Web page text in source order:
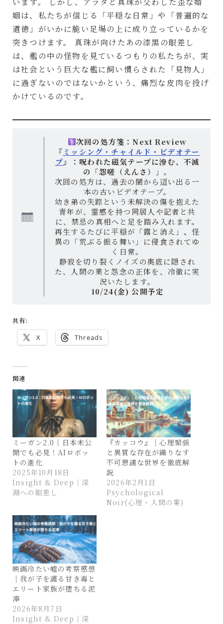
姻は、私たちが信じる「平穏な日常」や「普遍的な
道徳」がいかに脆い足場の上に成り立っているかを
突きつけます。 真珠が向けたあの漆黒の眼差し
は、檻の中の怪物を見ているつもりの私たちが、実
は社会という巨大な檻に飼い慣らされた「見物人」
に過ぎないのではないかという、痛烈な皮肉を投げ
かけているのです。
次回の処方箋：Next Review
『ミッシング・チャイルド・ビデオテー
プ』：呪われた磁気テープに滲む、不滅
の「怨嗟（えんさ）」。
次回の処方は、過去の闇から這い出る一
本の古いビデオテープ。
幼き弟の失踪という未解決の傷を抱えた
青年が、霊感を持つ同居人や記者と共
に、禁忌の真相へと足を踏み入れます。
再生するたびに平穏が「露と消え」、 怪
異の「荒ぶる振る舞い」に侵食されてゆ
く日常。
静寂を切り裂くノイズの奥底に隠され
た、人間の業と怨念の正体を、冷徹に実
況いたします。
10/24(金) 公開予定
共有:
X Threads
関連
ミーガン2.0｜日本未公
開でも必見！AIロボッ
トの進化
2025年10月18日
Insight & Deep｜深
淵への眼差し
『カッコウ』｜心理緊張
と異質な存在が織りなす
不可思議な世界を徹底解
説
2026年2月1日
Psychological
Noir(心理・人間の業)
映画冷たい嘘の考察感想
｜我が子を護る甘き毒と
エリート家族が堕ちる泥
濘
2026年8月7日
Insight & Deep｜深